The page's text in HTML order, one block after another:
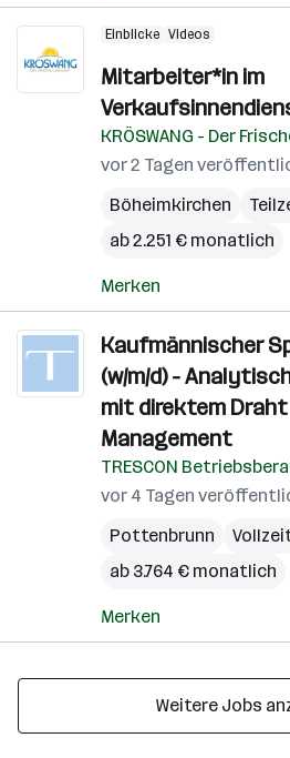
Einblicke Videos
Mitarbeiter*in im
KRÖSWANG - Der
vor 2 Tagen
Böheimkirchen
ab 2.251 € monatlich
Merken
Kaufmännischer
(w/m/d) -
mit direktem
Management
TRESCON
vor 4 Tagen
Pottenbrunn
ab 3.764 € monatlich
Merken
Weitere Jobs